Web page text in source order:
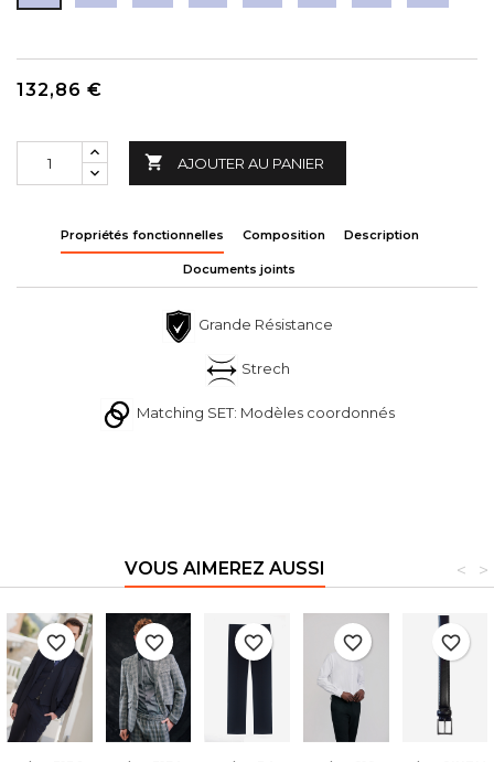
132,86 €
 AJOUTER AU PANIER
Propriétés fonctionnelles Composition Description
Documents joints
Grande Résistance
Strech
Matching SET: Modèles coordonnés
VOUS AIMEREZ AUSSI >
<
favorite_border favorite_border favorite_border favorite_border favorite_border